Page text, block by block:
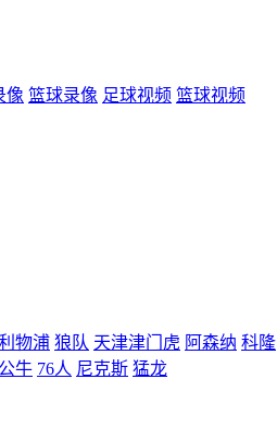
像 篮球录像 足球视频 篮球视频
物浦 狼队 天津津门虎 阿森纳 科隆
公牛 76人 尼克斯 猛龙